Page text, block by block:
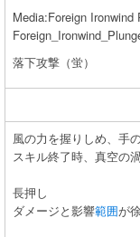
Media:Foreign
落下攻撃（蛍）
風の力を握りしめ、手
スキル終了時、真空の
長押し
ダメージと影響範囲が